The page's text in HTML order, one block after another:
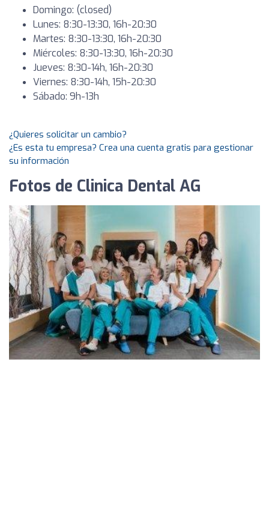
Domingo: (closed)
Lunes: 8:30-13:30, 16h-20:30
Martes: 8:30-13:30, 16h-20:30
Miércoles: 8:30-13:30, 16h-20:30
Jueves: 8:30-14h, 16h-20:30
Viernes: 8:30-14h, 15h-20:30
Sábado: 9h-13h
¿Quieres solicitar un cambio?
¿Es esta tu empresa? Crea una cuenta gratis para gestionar
su información
Fotos de Clinica Dental AG